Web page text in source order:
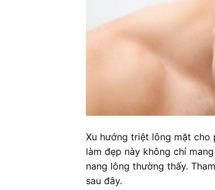
Xu hướng triệt lông mặt cho
làm đẹp này không chỉ
nang lông thường thấy.
sau đây.